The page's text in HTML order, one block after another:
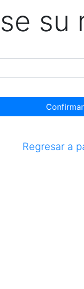
su
Confirmar
Regresar a